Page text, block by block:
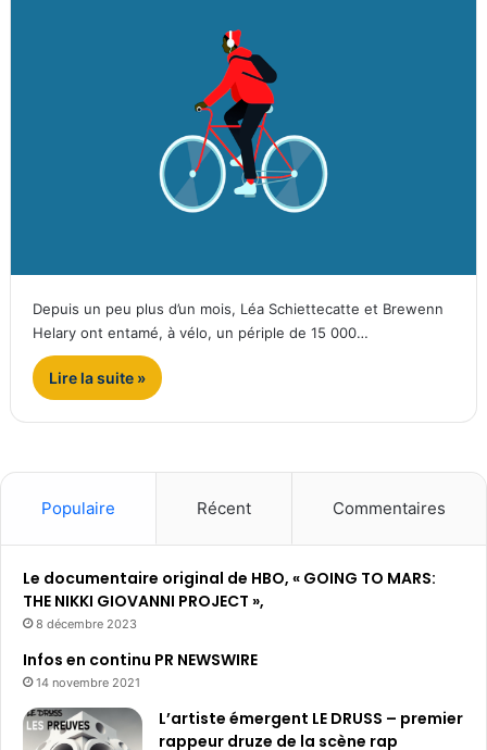
Depuis un peu plus d’un mois, Léa Schiettecatte et Brewenn
Helary ont entamé, à vélo, un périple de 15 000…
Lire la suite »
Populaire Récent Commentaires
Le documentaire original de HBO, « GOING TO MARS:
THE NIKKI GIOVANNI PROJECT »,
8 décembre 2023
Infos en continu PR NEWSWIRE
14 novembre 2021
L’artiste émergent LE DRUSS – premier
rappeur druze de la scène rap